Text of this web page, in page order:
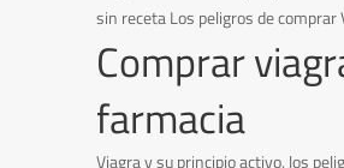
sin receta Los peligros de comprar
Comprar
farmacia
Viagra y su principio activo, los